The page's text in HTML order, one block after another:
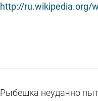
http://ru.wikipedia.org/
Рыбешка неудачно